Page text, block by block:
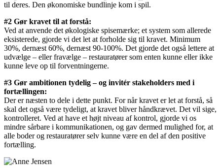
til deres. Den økonomiske bundlinje kom i spil.
#2 Gør kravet til at forstå:
Ved at anvende det økologiske spisemærke; et system som allerede
eksisterede, gjorde vi det let at forholde sig til kravet. Minimum
30%, dernæst 60%, dernæst 90-100%. Det gjorde det også lettere at
udvælge – eller fravælge – restauratører som enten kunne eller ikke
kunne leve op til forventningerne.
#3 Gør ambitionen tydelig – og invitér stakeholders med i
fortællingen:
Der er næsten to dele i dette punkt. For når kravet er let at forstå, så
skal det også være tydeligt, at kravet bliver håndkrævet. Det vil sige,
kontrolleret. Ved at have et højt niveau af kontrol, gjorde vi os
mindre sårbare i kommunikationen, og gav dermed mulighed for, at
alle boder og restauratører selv kunne være en del af den positive
fortælling.